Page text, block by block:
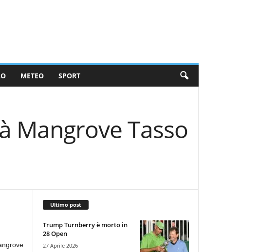
METEO SPORT
Mangrove Tasso
Ultimo post
Trump Turnberry è morto in
28 Open
27 Aprile 2026